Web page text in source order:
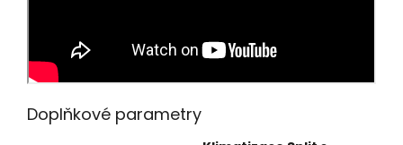
Doplňkové parametry